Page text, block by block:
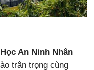
An Ninh Nhân
trân trọng cùng